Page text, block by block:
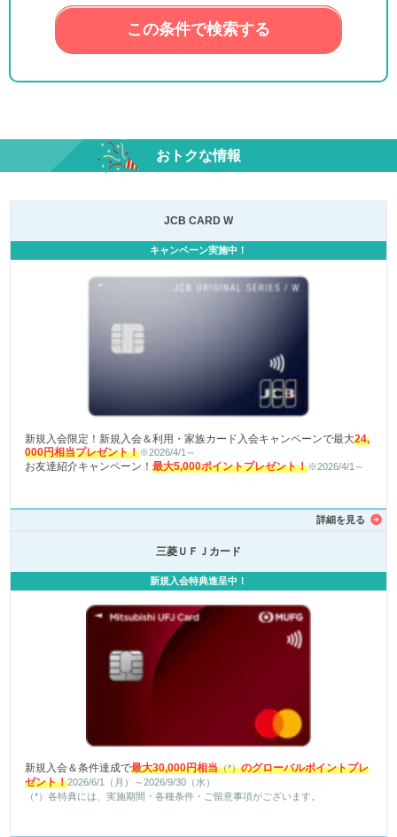
この条件で検索する
おトクな情報
JCB CARD W
新規入会限定！新規入会＆利用・家族カード入会キャンペーンで最大24,
000円相当プレゼント！※2026/4/1～
お友達紹介キャンペーン！最大5,000ポイントプレゼント！※2026/4/1～
キャンペーン実施中！
詳細を見る
三菱ＵＦＪカード
新規入会＆条件達成で最大30,000円相当（*）のグローバルポイントプレ
ゼント！2026/6/1（月）～2026/9/30（水）
（*）各特典には、実施期間・各種条件・ご留意事項がございます。
新規入会特典進呈中！